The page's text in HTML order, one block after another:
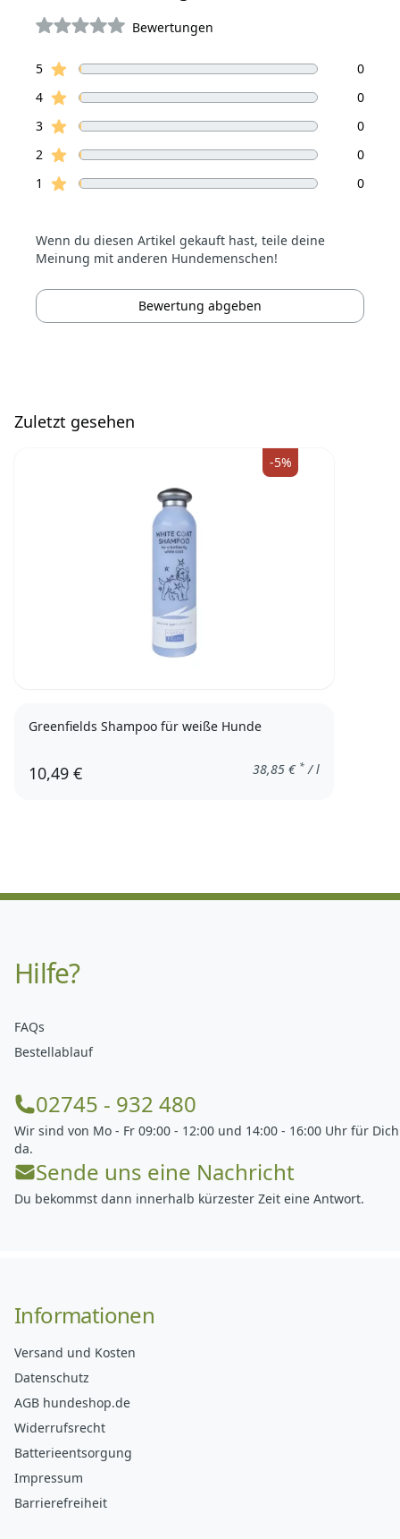
Bewertungen
Bewertungen
5Sterne Bewertungen
0
4Sterne Bewertungen
0
3Sterne Bewertungen
0
2 Sterne Bewertungen
0
1
Sterne Bewertungen 0
Wenn du diesen Artikel gekauft hast, teile deine
Meinung mit anderen Hundemenschen!
Bewertung abgeben
Zuletzt gesehen
-5%
Greenfields Shampoo für weiße Hunde
10,49 € 38,85 € * / l
Hilfe?
FAQs
Bestellablauf
02745 - 932 480
Wir sind von Mo - Fr 09:00 - 12:00 und 14:00 - 16:00 Uhr für Dich
da.
Sende uns eine Nachricht
Du bekommst dann innerhalb kürzester Zeit eine Antwort.
Informationen
Versand und Kosten
Datenschutz
AGB hundeshop.de
Widerrufsrecht
Batterieentsorgung
Impressum
Barrierefreiheit